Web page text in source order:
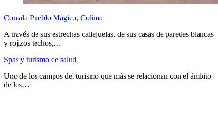
Comala Pueblo Magico, Colima
A través de sus estrechas callejuelas, de sus casas de paredes blancas
y rojizos techos,…
Spas y turismo de salud
Uno de los campos del turismo que más se relacionan con el ámbito
de los…